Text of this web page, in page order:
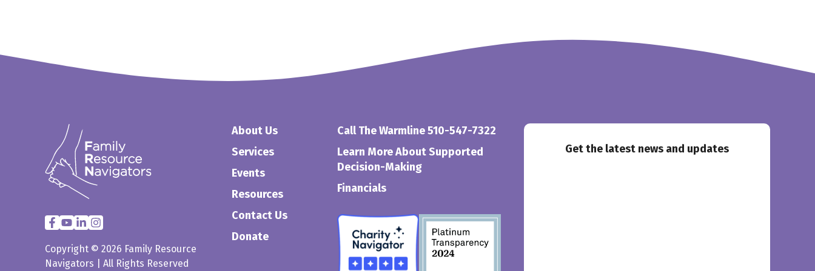
Copyright © 2026 Family Resource
Navigators | All Rights Reserved
About Us
Services
Events
Resources
Contact Us
Donate
Call The Warmline 510-547-7322
Learn More About Supported
Decision-Making
Financials
Get the latest news and updates